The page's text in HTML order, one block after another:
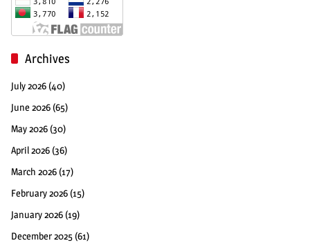
Archives
July 2026 (40)
June 2026 (65)
May 2026 (30)
April 2026 (36)
March 2026 (17)
February 2026 (15)
January 2026 (19)
December 2025 (61)